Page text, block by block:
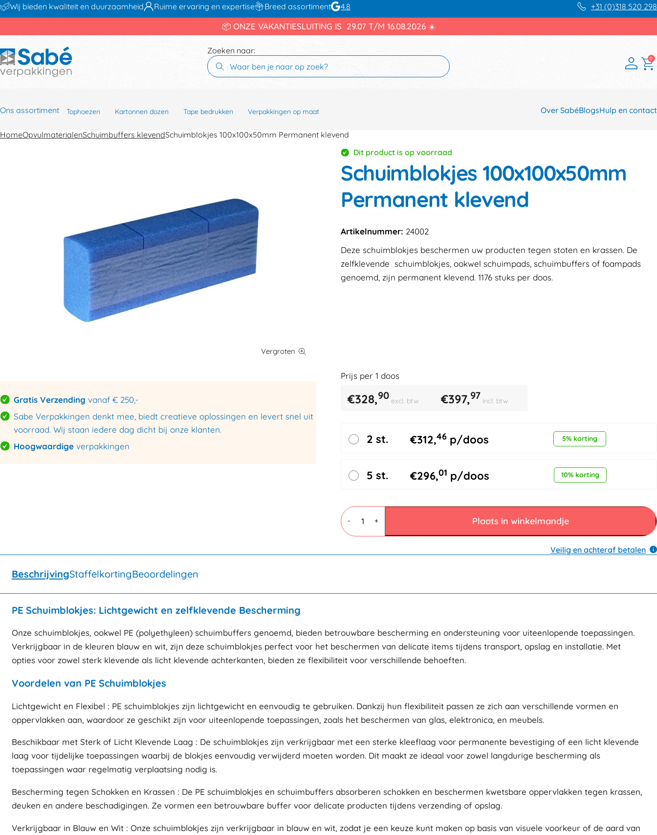
Wij bieden kwaliteit en duurzaamheid Ruime ervaring en expertise Breed assortiment 4.8 +31 (0)318 520 298
📦 ONZE VAKANTIESLUITING IS 29.07 T/M 16.08.2026 ☀️
Zoeken naar:
0
Ons assortiment Over SabéBlogsHulp en contact
Tophoezen Kartonnen dozen Tape bedrukken Verpakkingen op maat
HomeOpvulmaterialenSchuimbuffers klevendSchuimblokjes 100x100x50mm Permanent klevend
Gratis Verzending vanaf € 250,-
Sabe Verpakkingen denkt mee, biedt creatieve oplossingen en levert snel uit
voorraad. Wij staan iedere dag dicht bij onze klanten.
Hoogwaardige verpakkingen
Dit product is op voorraad
Schuimblokjes 100x100x50mm
Permanent klevend
Artikelnummer: 24002
Deze schuimblokjes beschermen uw producten tegen stoten en krassen. De
zelfklevende schuimblokjes, ookwel schuimpads, schuimbuffers of foampads
genoemd, zijn permanent klevend. 1176 stuks per doos.
Prijs per 1 doos
€328,90 excl. btw €397,97 incl. btw
2 st. €312,46 p/doos 5% korting
5 st. €296,01 p/doos 10% korting
-
Schuimblokjes
100x100x50mm
Permanent
klevend
+ Plaats in winkelmandje
Veilig en achteraf betalen
BeschrijvingStaffelkortingBeoordelingen
PE Schuimblokjes: Lichtgewicht en zelfklevende Bescherming
Onze schuimblokjes, ookwel PE (polyethyleen) schuimbuffers genoemd, bieden betrouwbare bescherming en ondersteuning voor uiteenlopende toepassingen.
Verkrijgbaar in de kleuren blauw en wit, zijn deze schuimblokjes perfect voor het beschermen van delicate items tijdens transport, opslag en installatie. Met
opties voor zowel sterk klevende als licht klevende achterkanten, bieden ze flexibiliteit voor verschillende behoeften.
Voordelen van PE Schuimblokjes
Lichtgewicht en Flexibel : PE schuimblokjes zijn lichtgewicht en eenvoudig te gebruiken. Dankzij hun flexibiliteit passen ze zich aan verschillende vormen en
oppervlakken aan, waardoor ze geschikt zijn voor uiteenlopende toepassingen, zoals het beschermen van glas, elektronica, en meubels.
Beschikbaar met Sterk of Licht Klevende Laag : De schuimblokjes zijn verkrijgbaar met een sterke kleeflaag voor permanente bevestiging of een licht klevende
laag voor tijdelijke toepassingen waarbij de blokjes eenvoudig verwijderd moeten worden. Dit maakt ze ideaal voor zowel langdurige bescherming als
toepassingen waar regelmatig verplaatsing nodig is.
Bescherming tegen Schokken en Krassen : De PE schuimblokjes en schuimbuffers absorberen schokken en beschermen kwetsbare oppervlakken tegen krassen,
deuken en andere beschadigingen. Ze vormen een betrouwbare buffer voor delicate producten tijdens verzending of opslag.
Verkrijgbaar in Blauw en Wit : Onze schuimblokjes zijn verkrijgbaar in blauw en wit, zodat je een keuze kunt maken op basis van visuele voorkeur of de aard van